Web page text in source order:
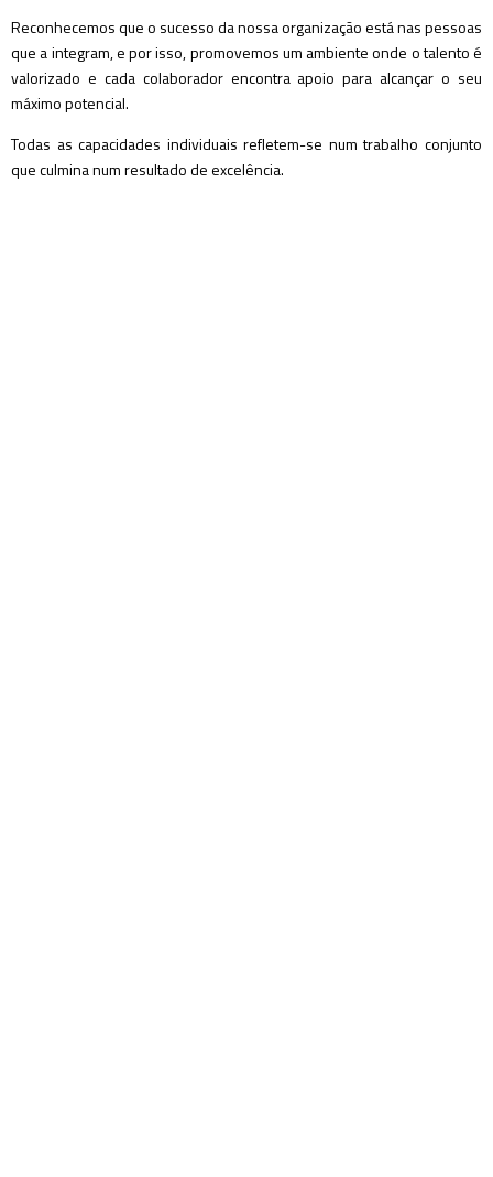
Reconhecemos que o sucesso da nossa organização está nas pessoas
que a integram, e por isso, promovemos um ambiente onde o talento é
valorizado e cada colaborador encontra apoio para alcançar o seu
máximo potencial.
Todas as capacidades individuais refletem-se num trabalho conjunto
que culmina num resultado de excelência.